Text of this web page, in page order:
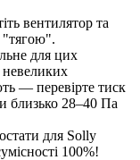
вентилятор та
"тягою".
для цих
невеликих
— перевірте тиск
близько 28–40 Па
для Solly
100%!